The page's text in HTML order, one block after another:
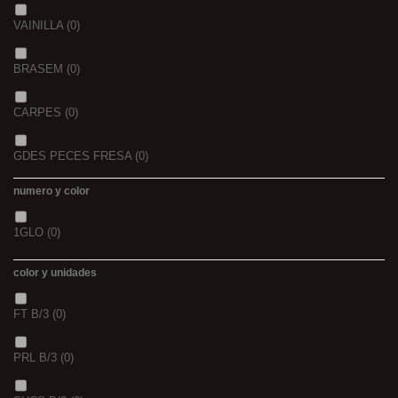
2,3
VAINILLA(0)
BRASEM (0)
CARPES (0)
GDES PECES FRESA(0)
GDES. PECES MAIZ
GDES. PECES SCOPEX
numero y color
1GLO (0)
color y unidades
FT B/3 (0)
PRL B/3 (0)